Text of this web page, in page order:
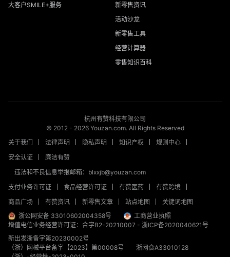
大客户SMILE+服务
新零售资讯
活动沙龙
新零售工具
经营计算器
零售知识百科
杭州有赞科技有限公司
© 2012 - 2026Youzan.com. All Rights Reserved
关于我们
法律声明 隐私声明 知识产权
规则中心
安全认证
廉洁有赞
违法和不良信息举报邮箱：blxxjb@youzan.com
支付业务许可证
食品经营许可证 有赞医药
有赞跨境
商品广场
有赞资讯 新零售文章 站点地图
关键词地图
浙公网安备 33010602004358号
工商营业执照
增值电信业务经营许可证：合字B2-20210007 - 浙ICP备2020040621号
新出发浙备字第20230002号
（浙）网械平台备字【2023】第00008号
浙网食A33010128